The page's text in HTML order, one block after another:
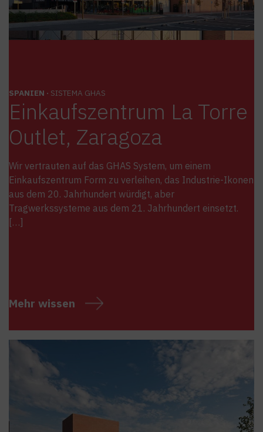
SPANIEN · SISTEMA GHAS
Einkaufszentrum La Torre
Outlet, Zaragoza
Wir vertrauten auf das GHAS System, um einem
Einkaufszentrum Form zu verleihen, das Industrie-Ikonen
aus dem 20. Jahrhundert würdigt, aber
Tragwerkssysteme aus dem 21. Jahrhundert einsetzt.
[…]
Mehr wissen